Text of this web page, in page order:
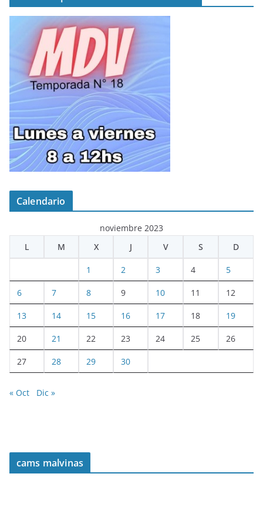
Calendario
noviembre 2023
L
M X J V S D
1 2 3 4 5
6 7 8 9 10 11 12
13 14 15 16 17 18 19
20 21 22 23 24 25 26
27 28 29 30
« Oct Dic »
cams malvinas